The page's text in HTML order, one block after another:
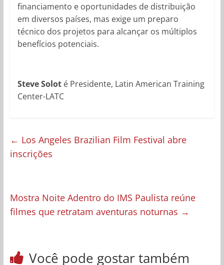
financiamento e oportunidades de distribuição
em diversos países, mas exige um preparo
técnico dos projetos para alcançar os múltiplos
benefícios potenciais.
Steve Soloté Presidente, Latin American Training
Center-LATC
← Los Angeles Brazilian Film Festival abre
inscrições
Mostra Noite Adentro do IMS Paulista reúne
filmes que retratam aventuras noturnas →
Você pode gostar também